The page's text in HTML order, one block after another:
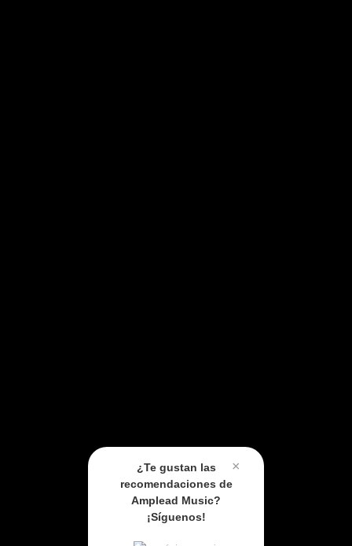
×
¿Te gustan las
recomendaciones de
Amplead Music?
¡Síguenos!